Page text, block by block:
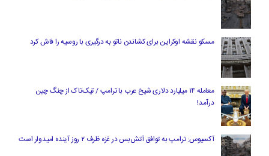
مسکو نقشه اوکراین برای کشاندن ناتو به درگیری با روسیه را فاش کرد
معامله ۱۴ میلیارد دلاری شیخ عرب با ترامپ / تیک‌تاک از چنگ چین
درآمد!
آکسیوس: ترامپ به توافق آتش‌بس در غزه ظرف ۲ روز آینده امیدوار است